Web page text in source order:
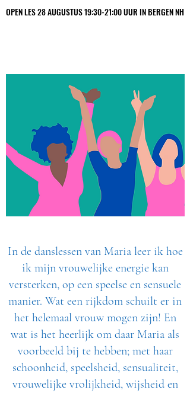
OPEN LES 28 AUGUSTUS 19:30-21:00 UUR IN BERGEN NH
OPEN LES 28 AUGUSTUS 19:30-21:00 UUR IN BERGEN NH
In de danslessen van Maria leer ik hoe
ik mijn vrouwelijke energie kan
versterken, op een speelse en sensuele
manier. Wat een rijkdom schuilt er in
het helemaal vrouw mogen zijn! En
wat is het heerlijk om daar Maria als
voorbeeld bij te hebben; met haar
schoonheid, speelsheid, sensualiteit,
vrouwelijke vrolijkheid, wijsheid en